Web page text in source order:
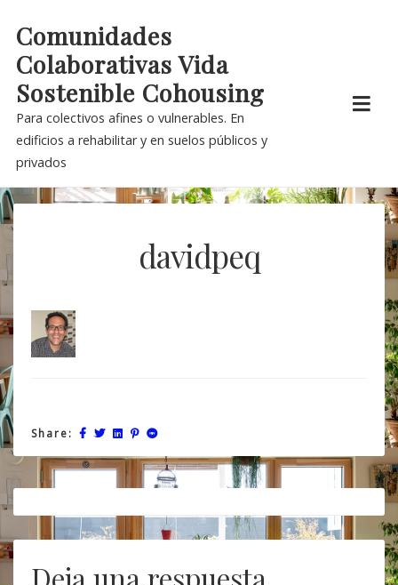
content
Comunidades
Colaborativas Vida
Sostenible Cohousing
Para colectivos afines o vulnerables. En
edificios a rehabilitar y en suelos públicos y
privados
davidpeq
Share:
Post
navigation
Deja una respuesta